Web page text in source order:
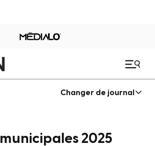
Changer de journal
2025